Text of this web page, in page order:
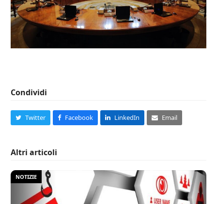
Condividi
Twitter Facebook LinkedIn Email
Altri articoli
NOTIZIE